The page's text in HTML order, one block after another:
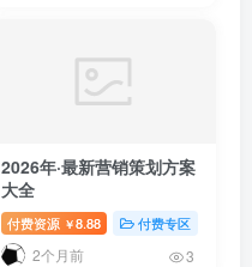
2026年·最新营销策划方案
大全
付费资源 ￥8.88 付费专区
2个月前 3